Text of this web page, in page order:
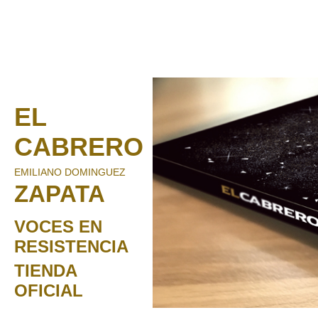
EL
CABRERO
EMILIANO DOMINGUEZ
ZAPATA
VOCES EN
RESISTENCIA
TIENDA
OFICIAL